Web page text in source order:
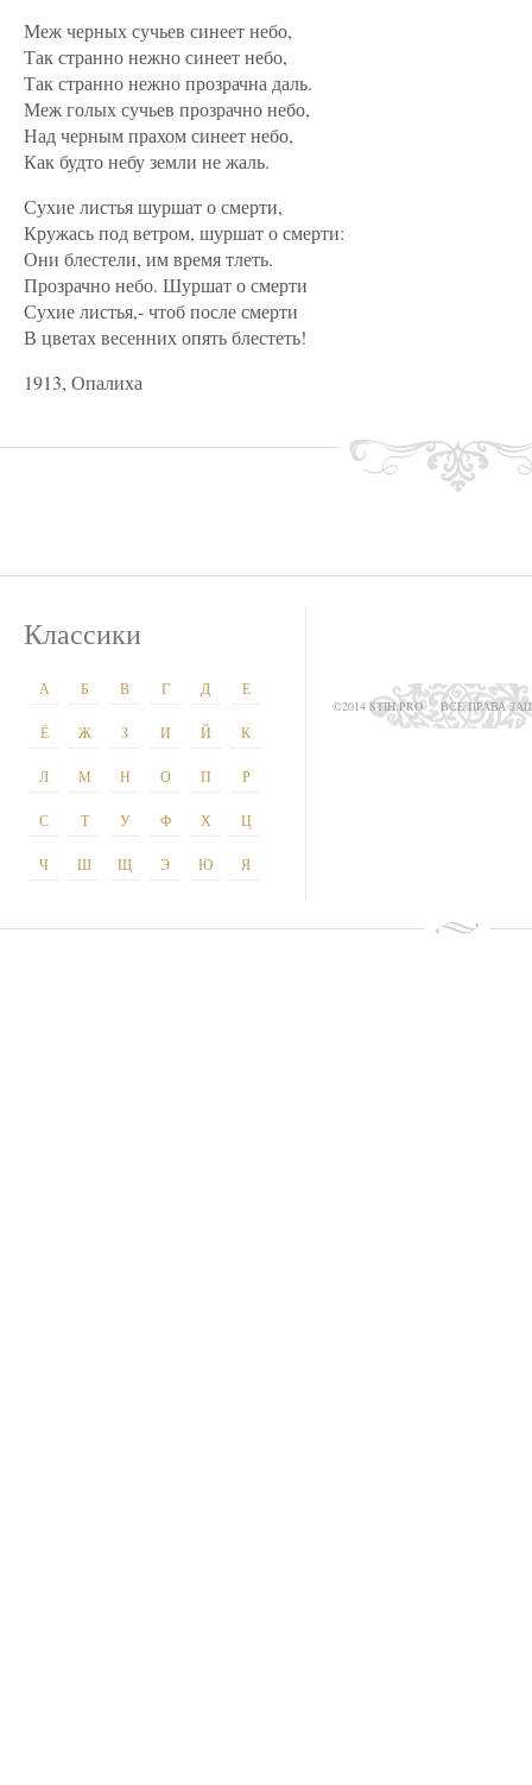
Меж черных сучьев синеет небо,
Так странно нежно синеет небо,
Так странно нежно прозрачна даль.
Меж голых сучьев прозрачно небо,
Над черным прахом синеет небо,
Как будто небу земли не жаль.
Сухие листья шуршат о смерти,
Кружась под ветром, шуршат о смерти:
Они блестели, им время тлеть.
Прозрачно небо. Шуршат о смерти
Сухие листья,- чтоб после смерти
В цветах весенних опять блестеть!
1913, Опалиха
Классики
А Б В Г Д Е
Ё Ж З И Й К
Л М Н О П Р
С Т У Ф Х Ц
Ч Ш Щ Э Ю Я
©2014 STIH.PRO ВСЕ ПРАВА